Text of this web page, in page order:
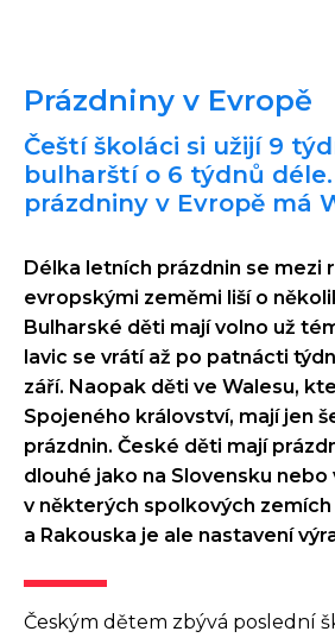
Prázdniny v Evropě
Čeští školáci si užijí 9
bulharští o 6 týdnů
prázdniny v Evropě má
Délka letních prázdnin se mezi
evropskými zeměmi liší o
Bulharské děti mají volno už
lavic se vrátí až po patnácti
září. Naopak děti ve Walesu,
Spojeného království, mají jen
prázdnin. České děti mají
dlouhé jako na Slovensku nebo
v některých spolkových
a Rakouska je ale nastavení
Českým dětem zbývá poslední